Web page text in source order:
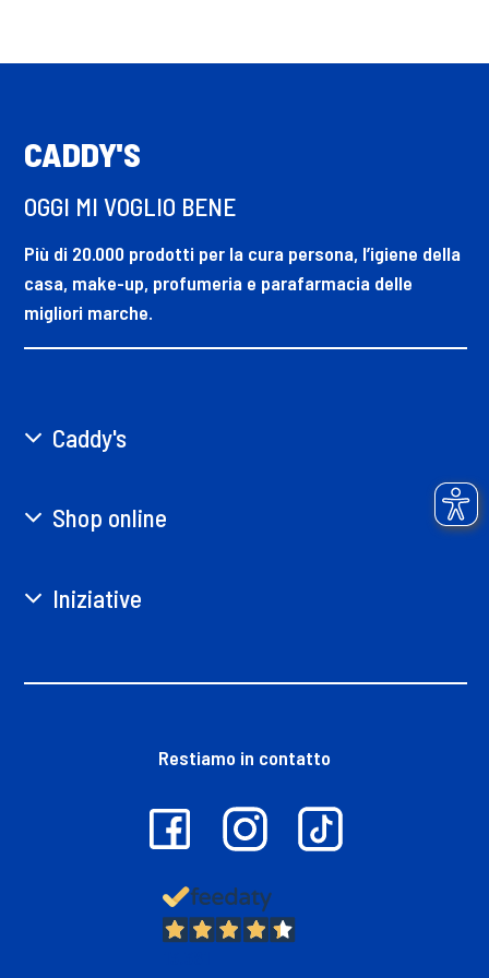
CADDY'S
OGGI MI VOGLIO BENE
Più di 20.000 prodotti per la cura persona, l’igiene della
casa, make-up, profumeria e parafarmacia delle
migliori marche.
Caddy's
Shop online
Iniziative
Restiamo in contatto